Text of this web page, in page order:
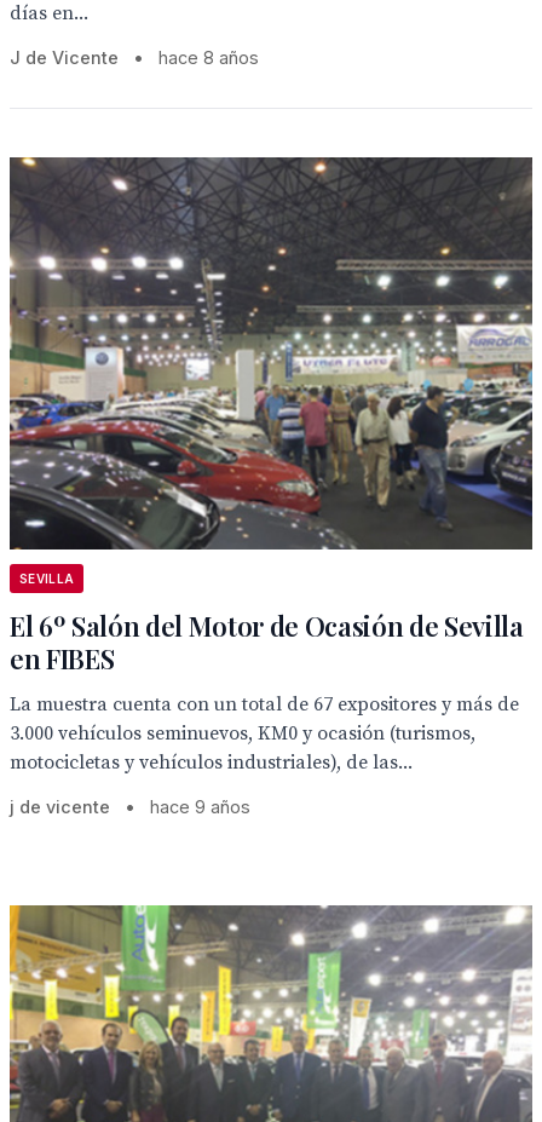
días en...
J de Vicente • hace 8 años
SEVILLA
El 6º Salón del Motor de Ocasión de Sevilla
en FIBES
La muestra cuenta con un total de 67 expositores y más de
3.000 vehículos seminuevos, KM0 y ocasión (turismos,
motocicletas y vehículos industriales), de las...
j de vicente • hace 9 años